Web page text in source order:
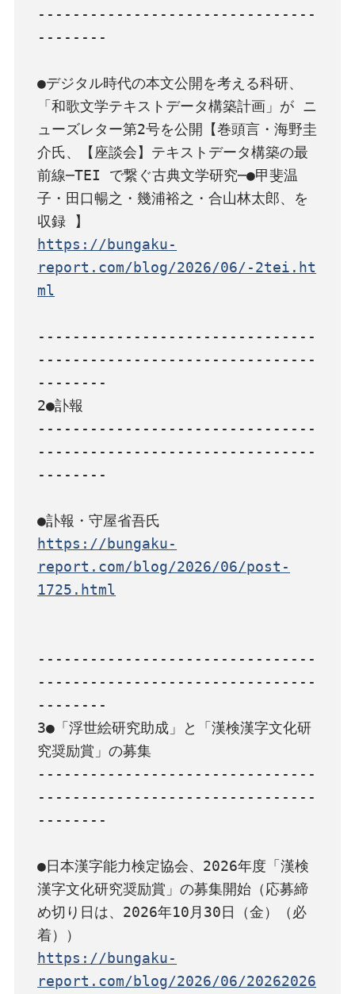
--------------------------------
--------
●デジタル時代の本文公開を考える科研、
「和歌文学テキストデータ構築計画」が ニ
ューズレター第2号を公開【巻頭言・海野圭
介氏、【座談会】テキストデータ構築の最
前線─TEI で繋ぐ古典文学研究─●甲斐温
子・田口暢之・幾浦裕之・合山林太郎、を
https://bungaku-
report.com/blog/2026/06/-2tei.ht
ml
--------------------------------
--------------------------------
--------
2●訃報
--------------------------------
--------------------------------
--------
https://bungaku-
report.com/blog/2026/06/post-
1725.html
--------------------------------
--------------------------------
--------
3●「浮世絵研究助成」と「漢検漢字文化研
究奨励賞」の募集
--------------------------------
--------------------------------
--------
●日本漢字能力検定協会、2026年度「漢検
漢字文化研究奨励賞」の募集開始（応募締
め切り日は、2026年10月30日（金）（必
https://bungaku-
report.com/blog/2026/06/20262026